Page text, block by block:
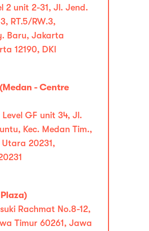
2 unit 2-31, Jl. Jend.
RT.5/RW.3,
Baru, Jakarta
12190, DKI
- Centre
GF unit 34, Jl.
Kec. Medan Tim.,
20231,
Rachmat No.8-12,
Timur 60261, Jawa